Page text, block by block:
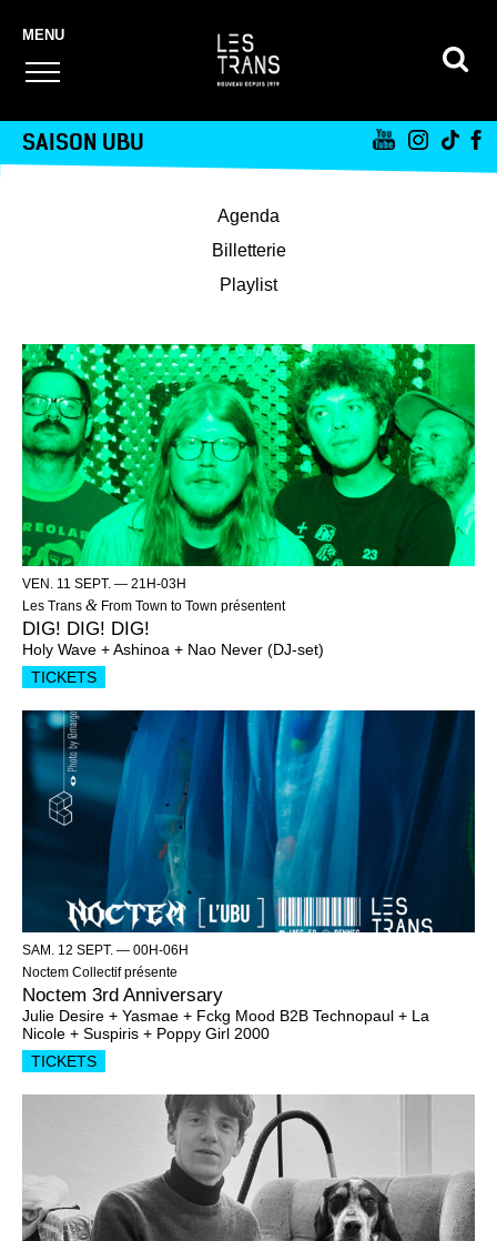
SAISON UBU
Agenda
Billetterie
Playlist
VEN. 11 SEPT. — 21H-03H
Les Trans & From Town to Town présentent
DIG! DIG! DIG!
Holy Wave + Ashinoa + Nao Never (DJ-set)
TICKETS
SAM. 12 SEPT. — 00H-06H
Noctem Collectif présente
Noctem 3rd Anniversary
Julie Desire + Yasmae + Fckg Mood B2B Technopaul + La
Nicole + Suspiris + Poppy Girl 2000
TICKETS